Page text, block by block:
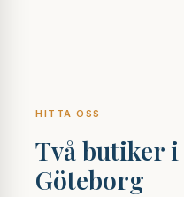
HITTA OSS
Två butiker
Göteborg